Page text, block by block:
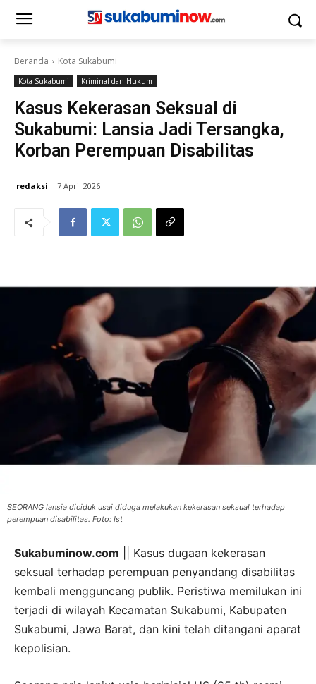
Beranda Kota Sukabumi
Kota Sukabumi Kriminal dan Hukum
Kasus Kekerasan Seksual di
Sukabumi: Lansia Jadi Tersangka,
Korban Perempuan Disabilitas
redaksi 7 April 2026
SEORANG lansia diciduk usai diduga melakukan kekerasan seksual terhadap
perempuan disabilitas. Foto: Ist
Sukabuminow.com || Kasus dugaan kekerasan
seksual terhadap perempuan penyandang disabilitas
kembali mengguncang publik. Peristiwa memilukan ini
terjadi di wilayah Kecamatan Sukabumi, Kabupaten
Sukabumi, Jawa Barat, dan kini telah ditangani aparat
kepolisian.